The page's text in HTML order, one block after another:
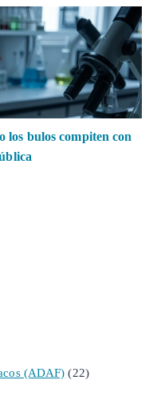
los bulos compiten con
(ADAF) (22)